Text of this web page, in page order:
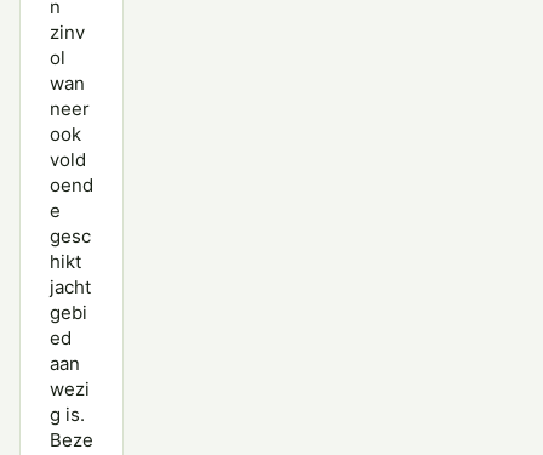
n
zinv
ol
wan
neer
ook
vold
oend
e
gesc
hikt
jacht
gebi
ed
aan
wezi
g is.
Beze